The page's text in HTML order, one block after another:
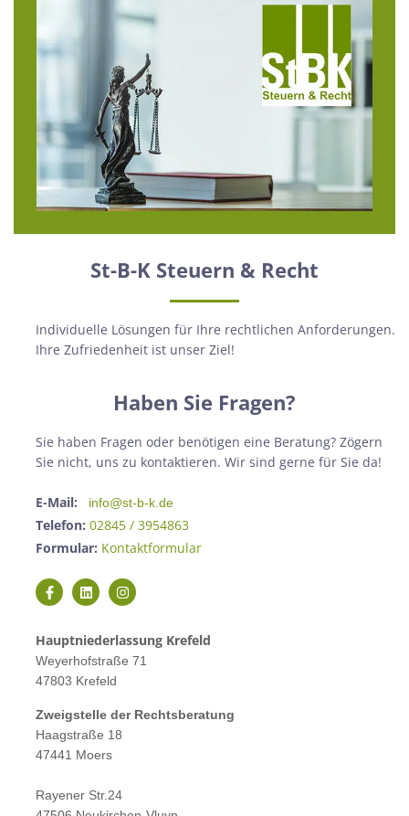
St-B-K Steuern & Recht
Individuelle Lösungen für Ihre rechtlichen Anforderungen.
Ihre Zufriedenheit ist unser Ziel!
Haben Sie Fragen?
Sie haben Fragen oder benötigen eine Beratung? Zögern
Sie nicht, uns zu kontaktieren. Wir sind gerne für Sie da!
E-Mail: info@st-b-k.de
Telefon: 02845 / 3954863
Formular: Kontaktformular
Hauptniederlassung Krefeld
Weyerhofstraße 71
47803 Krefeld
Zweigstelle der Rechtsberatung
Haagstraße 18
47441 Moers
Rayener Str.24